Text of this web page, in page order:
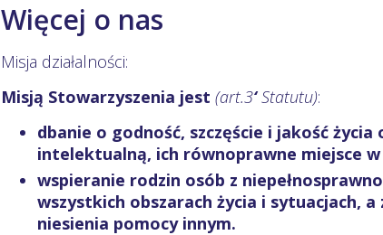
Więcej o nas
Misja działalności:
Misją Stowarzyszenia jest (art.3‘Statutu):
dbanie o godność, szczęście i jakość życia
intelektualną, ich równoprawne miejsce
wspieranie rodzin osób z
wszystkich obszarach życia i sytuacjach, a
niesienia pomocy innym.